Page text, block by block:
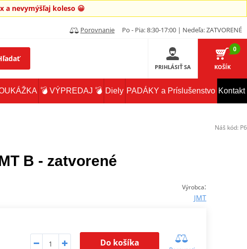
a nevymýšľaj koleso 😀
Porovnanie Po - Pia: 8:30-17:00 | Nedeľa: ZATVORENÉ
PRIHLÁSIŤ SA
0
KOŠÍK
💣 VÝPREDAJ 💣 Diely PADÁKY a Príslušenstvo Kontakt
B - zatvorené
Výrobca:
JMT
Do košíka
Náš kód: P6